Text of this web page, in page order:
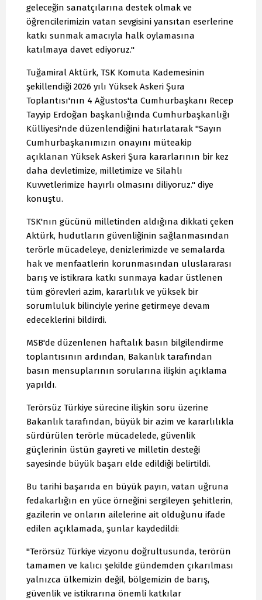
geleceğin sanatçılarına destek olmak ve
öğrencilerimizin vatan sevgisini yansıtan eserlerine
katkı sunmak amacıyla halk oylamasına
katılmaya davet ediyoruz."
Tuğamiral Aktürk, TSK Komuta Kademesinin
şekillendiği 2026 yılı Yüksek Askeri Şura
Toplantısı'nın 4 Ağustos'ta Cumhurbaşkanı Recep
Tayyip Erdoğan başkanlığında Cumhurbaşkanlığı
Külliyesi'nde düzenlendiğini hatırlatarak "Sayın
Cumhurbaşkanımızın onayını müteakip
açıklanan Yüksek Askeri Şura kararlarının bir kez
daha devletimize, milletimize ve Silahlı
Kuvvetlerimize hayırlı olmasını diliyoruz." diye
konuştu.
TSK'nın gücünü milletinden aldığına dikkati çeken
Aktürk, hudutların güvenliğinin sağlanmasından
terörle mücadeleye, denizlerimizde ve semalarda
hak ve menfaatlerin korunmasından uluslararası
barış ve istikrara katkı sunmaya kadar üstlenen
tüm görevleri azim, kararlılık ve yüksek bir
sorumluluk bilinciyle yerine getirmeye devam
edeceklerini bildirdi.
MSB'de düzenlenen haftalık basın bilgilendirme
toplantısının ardından, Bakanlık tarafından
basın mensuplarının sorularına ilişkin açıklama
yapıldı.
Terörsüz Türkiye sürecine ilişkin soru üzerine
Bakanlık tarafından, büyük bir azim ve kararlılıkla
sürdürülen terörle mücadelede, güvenlik
güçlerinin üstün gayreti ve milletin desteği
sayesinde büyük başarı elde edildiği belirtildi.
Bu tarihi başarıda en büyük payın, vatan uğruna
fedakarlığın en yüce örneğini sergileyen şehitlerin,
gazilerin ve onların ailelerine ait olduğunu ifade
edilen açıklamada, şunlar kaydedildi:
"Terörsüz Türkiye vizyonu doğrultusunda, terörün
tamamen ve kalıcı şekilde gündemden çıkarılması
yalnızca ülkemizin değil, bölgemizin de barış,
güvenlik ve istikrarına önemli katkılar